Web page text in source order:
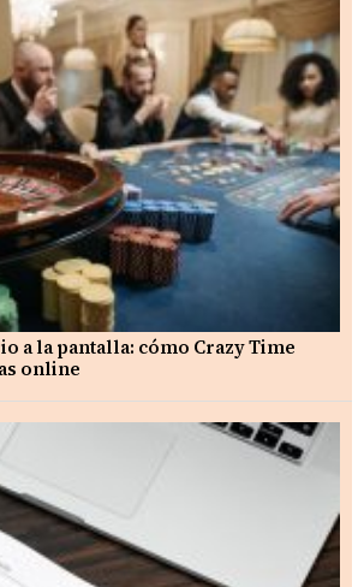
a la pantalla: cómo Crazy Time
online